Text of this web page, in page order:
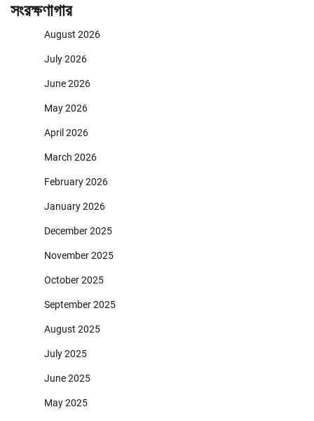
সংরক্ষণাগার
August 2026
July 2026
June 2026
May 2026
April 2026
March 2026
February 2026
January 2026
December 2025
November 2025
October 2025
September 2025
August 2025
July 2025
June 2025
May 2025